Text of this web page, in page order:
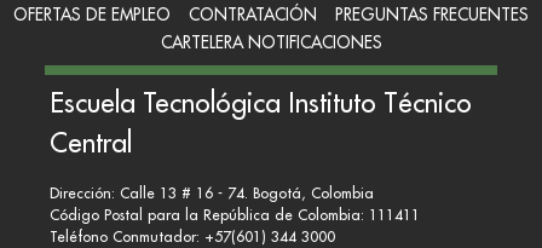
OFERTAS DE EMPLEO
CONTRATACIÓN
PREGUNTAS FRECUENTES
CARTELERA NOTIFICACIONES
Escuela Tecnológica Instituto Técnico
Central
Dirección: Calle 13 # 16 - 74. Bogotá, Colombia
Código Postal para la República de Colombia: 111411
Teléfono Conmutador: +57(601) 344 3000